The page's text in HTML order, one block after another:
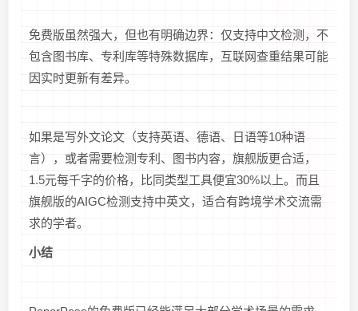
免费版虽然强大，但也有明确边界：仅支持中文检测，不
包含图书库、专利库等特殊数据库，互联网查重结果可能
因实时更新有差异。
如果是写外文论文（支持英语、德语、日语等10种语
言），或者需要检测专利、图书内容，旗舰版更合适，
1.5元每千字的价格，比同类型工具便宜30%以上。而且
旗舰版的AIGC检测支持中英文，适合有跨境学术交流需
求的学者。
小结